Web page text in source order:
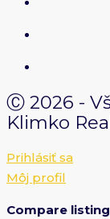
Ⓒ 2026 -
Klimko
Prihlásiť sa
Môj profil
Compare